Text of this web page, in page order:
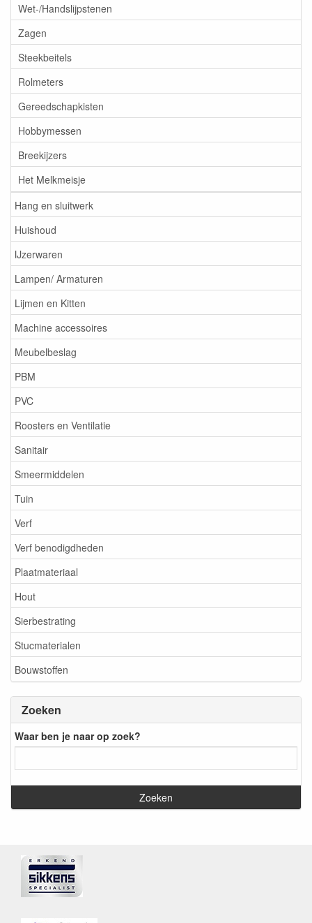
Wet-/Handslijpstenen
Zagen
Steekbeitels
Rolmeters
Gereedschapkisten
Hobbymessen
Breekijzers
Het Melkmeisje
Hang en sluitwerk
Huishoud
IJzerwaren
Lampen/ Armaturen
Lijmen en Kitten
Machine accessoires
Meubelbeslag
PBM
PVC
Roosters en Ventilatie
Sanitair
Smeermiddelen
Tuin
Verf
Verf benodigdheden
Plaatmateriaal
Hout
Sierbestrating
Stucmaterialen
Bouwstoffen
Zoeken
Waar ben je naar op zoek?